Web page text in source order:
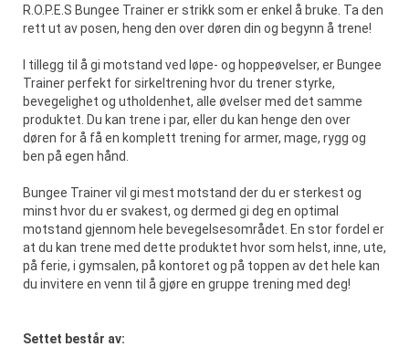
R.O.P.E.S Bungee Trainer er strikk som er enkel å bruke. Ta den
rett ut av posen, heng den over døren din og begynn å trene!
I tillegg til å gi motstand ved løpe- og hoppeøvelser, er Bungee
Trainer perfekt for sirkeltrening hvor du trener styrke,
bevegelighet og utholdenhet, alle øvelser med det samme
produktet. Du kan trene i par, eller du kan henge den over
døren for å få en komplett trening for armer, mage, rygg og
ben på egen hånd.
Bungee Trainer vil gi mest motstand der du er sterkest og
minst hvor du er svakest, og dermed gi deg en optimal
motstand gjennom hele bevegelsesområdet. En stor fordel er
at du kan trene med dette produktet hvor som helst, inne, ute,
på ferie, i gymsalen, på kontoret og på toppen av det hele kan
du invitere en venn til å gjøre en gruppe trening med deg!
Settet består av: